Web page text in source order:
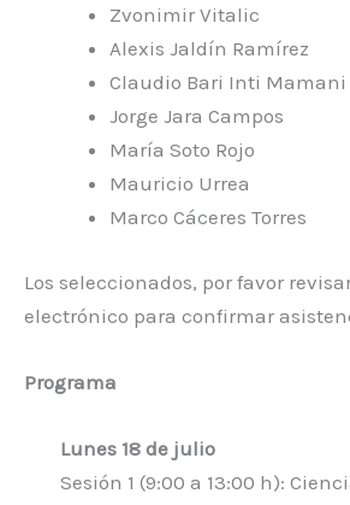
Zvonimir Vitalic
Alexis Jaldín Ramírez
Claudio Bari Inti Mamani
Jorge Jara Campos
María Soto Rojo
Mauricio Urrea
Marco Cáceres Torres
Los seleccionados, por favor
electrónico para confirmar
Programa
Lunes 18 de julio
Sesión 1 (9:00 a 13:00 h):